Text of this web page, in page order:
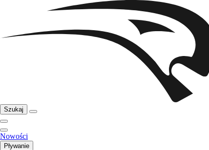
Szukaj
Nowości
Pływanie